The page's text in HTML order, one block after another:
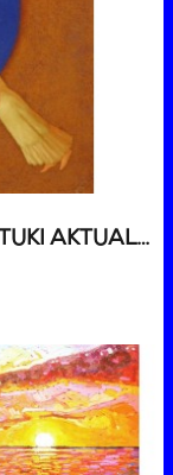
65 AUKCJA SZTUKI - AUKCJA SZTUKI AKTUALNEJ